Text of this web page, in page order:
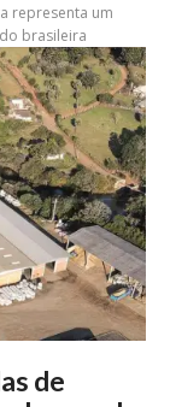
representa um
brasileira
de